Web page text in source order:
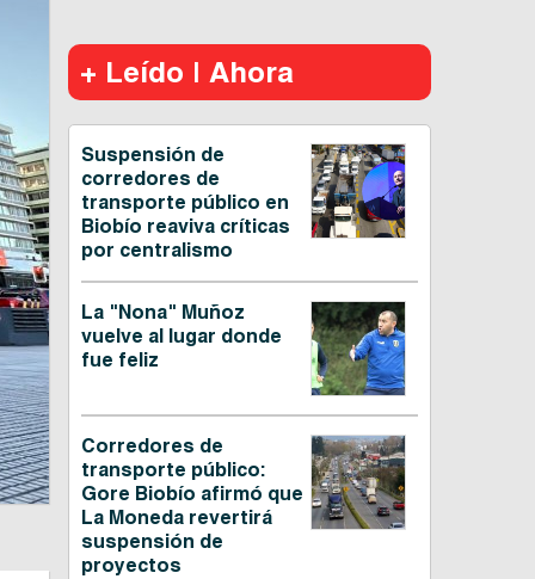
+ Leído | Ahora
Suspensión de
corredores de
transporte público en
Biobío reaviva críticas
por centralismo
La "Nona" Muñoz
vuelve al lugar donde
fue feliz
Corredores de
transporte público:
Gore Biobío afirmó que
La Moneda revertirá
suspensión de
proyectos